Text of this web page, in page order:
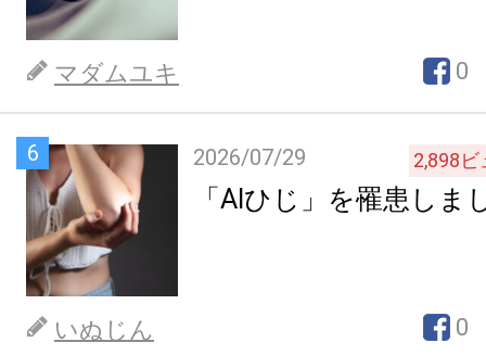
マダムユキ 0
6 2026/07/29 2,898ビ
「AIひじ」を罹患しま
いぬじん 0